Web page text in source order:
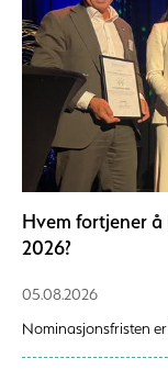
Hvem fortjener å
2026?
05.08.2026
Nominasjonsfristen er